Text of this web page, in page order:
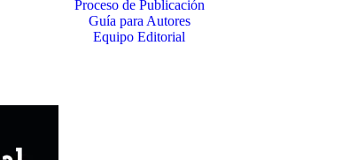
Proceso de Publicación
Guía para Autores
Equipo Editorial